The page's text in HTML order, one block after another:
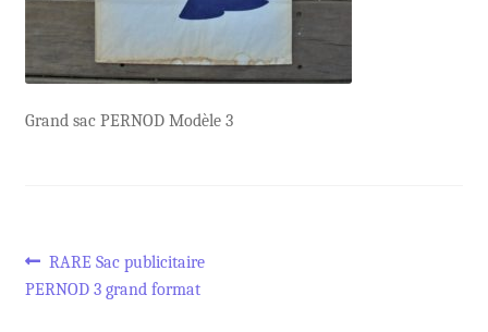
Grand sac PERNOD Modèle 3
Navigation
Article
précédent :
RARE Sac publicitaire
PERNOD 3 grand format